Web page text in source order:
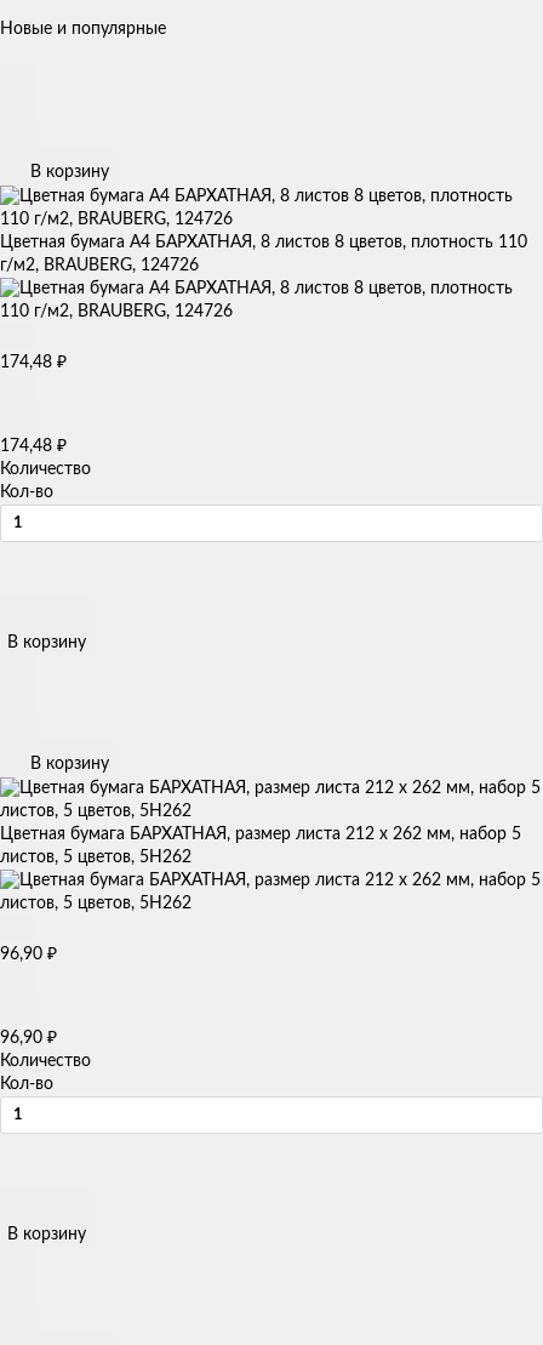
Новые и популярные
В корзину
Цветная бумага А4 БАРХАТНАЯ, 8 листов 8 цветов, плотность 110
г/м2, BRAUBERG, 124726
174,48 ₽
174,48 ₽
Количество
Кол-во
В корзину
В корзину
Цветная бумага БАРХАТНАЯ, размер листа 212 х 262 мм, набор 5
листов, 5 цветов, 5Н262
96,90 ₽
96,90 ₽
Количество
Кол-во
В корзину